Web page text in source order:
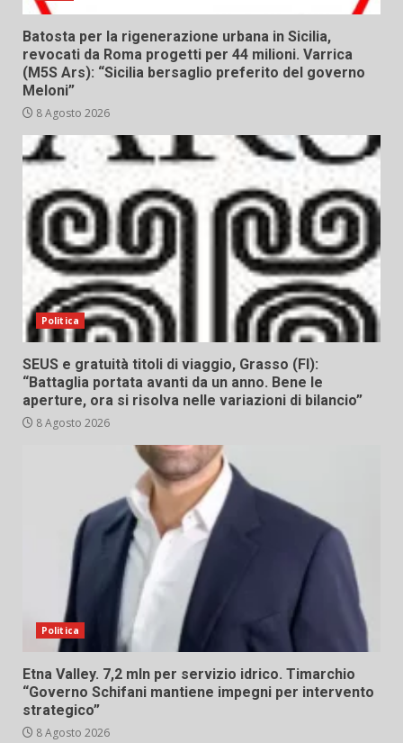
Batosta per la rigenerazione urbana in Sicilia,
revocati da Roma progetti per 44 milioni. Varrica
(M5S Ars): “Sicilia bersaglio preferito del governo
Meloni”
8 Agosto 2026
Politica
SEUS e gratuità titoli di viaggio, Grasso (FI):
“Battaglia portata avanti da un anno. Bene le
aperture, ora si risolva nelle variazioni di bilancio”
8 Agosto 2026
Politica
Etna Valley. 7,2 mln per servizio idrico. Timarchio
“Governo Schifani mantiene impegni per intervento
strategico”
8 Agosto 2026